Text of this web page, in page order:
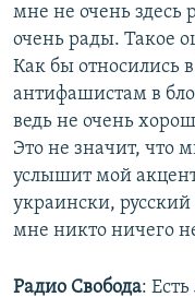
мне не очень здесь
очень рады. Такое
Как бы относились
антифашистам в
ведь не очень
Это не значит, что
услышит мой
украински,
мне никто ничего
Радио Свобода: